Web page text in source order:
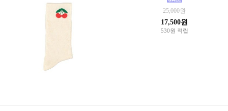
25,000원
17,500원
530원 적립